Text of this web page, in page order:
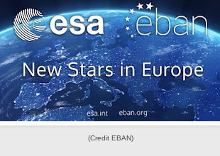
(Credit EBAN)